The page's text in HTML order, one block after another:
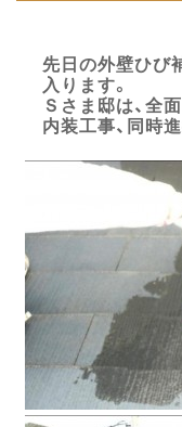
先日の外壁ひび
入ります。
Ｓさま邸は、全
内装工事、同時